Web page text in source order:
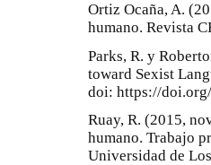
Ortiz Ocaña, A.
humano. Revista
Parks, R. y
toward Sexist
doi: https://
Ruay, R. (2015,
humano. Trabajo
Universidad de